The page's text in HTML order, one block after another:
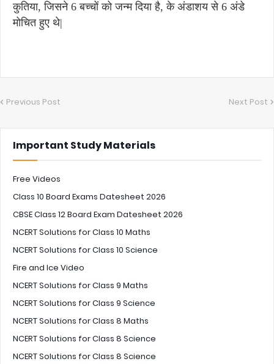
कुतिया, जिसने 6 बच्चों को जन्म दिया है, के अंडाशय से 6 अंडे
मोचित हुए थे|
Previous Post Next Post
Important Study Materials
Free Videos
Class 10 Board Exams Datesheet 2026
CBSE Class 12 Board Exam Datesheet 2026
NCERT Solutions for Class 10 Maths
NCERT Solutions for Class 10 Science
Fire and Ice Video
NCERT Solutions for Class 9 Maths
NCERT Solutions for Class 9 Science
NCERT Solutions for Class 8 Maths
NCERT Solutions for Class 8 Science
NCERT Solutions for Class 8 Science